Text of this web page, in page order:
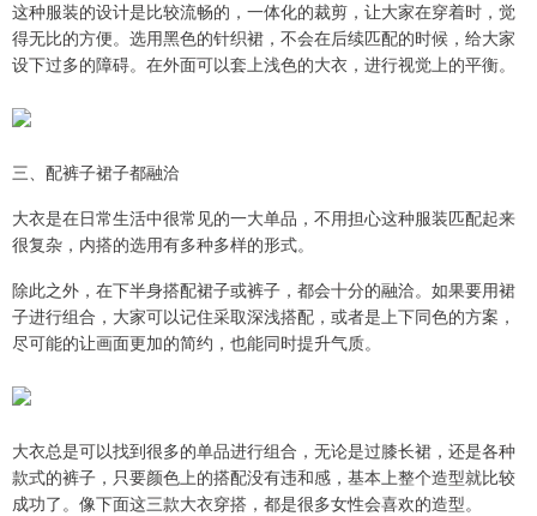
这种服装的设计是比较流畅的，一体化的裁剪，让大家在穿着时，觉
得无比的方便。选用黑色的针织裙，不会在后续匹配的时候，给大家
设下过多的障碍。在外面可以套上浅色的大衣，进行视觉上的平衡。
三、配裤子裙子都融洽
大衣是在日常生活中很常见的一大单品，不用担心这种服装匹配起来
很复杂，内搭的选用有多种多样的形式。
除此之外，在下半身搭配裙子或裤子，都会十分的融洽。如果要用裙
子进行组合，大家可以记住采取深浅搭配，或者是上下同色的方案，
尽可能的让画面更加的简约，也能同时提升气质。
大衣总是可以找到很多的单品进行组合，无论是过膝长裙，还是各种
款式的裤子，只要颜色上的搭配没有违和感，基本上整个造型就比较
成功了。像下面这三款大衣穿搭，都是很多女性会喜欢的造型。